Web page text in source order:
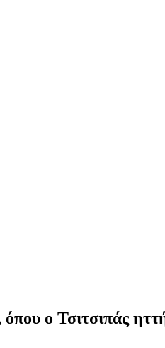
ο Τσιτσιπάς